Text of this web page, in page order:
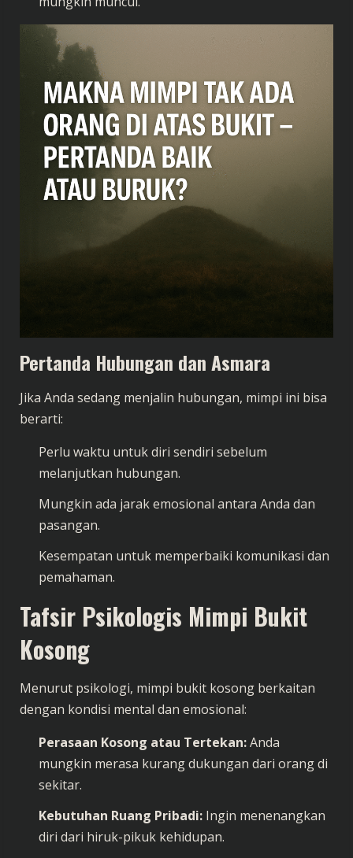
Pertanda Hubungan dan Asmara
Jika Anda sedang menjalin hubungan, mimpi ini bisa
berarti:
Perlu waktu untuk diri sendiri sebelum
melanjutkan hubungan.
Mungkin ada jarak emosional antara Anda dan
pasangan.
Kesempatan untuk memperbaiki komunikasi dan
pemahaman.
Tafsir Psikologis Mimpi Bukit
Kosong
Menurut psikologi, mimpi bukit kosong berkaitan
dengan kondisi mental dan emosional:
Perasaan Kosong atau Tertekan:Anda
mungkin merasa kurang dukungan dari orang di
sekitar.
Kebutuhan Ruang Pribadi: Ingin menenangkan
diri dari hiruk-pikuk kehidupan.